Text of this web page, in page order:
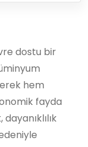
dostu bir
hem
fayda